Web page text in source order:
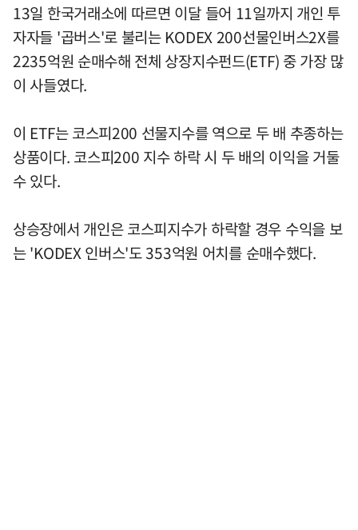
13일 한국거래소에 따르면 이달 들어 11일까지 개인 투
자자들 '곱버스'로 불리는 KODEX 200선물인버스2X를
2235억원 순매수해 전체 상장지수펀드(ETF) 중 가장 많
이 사들였다.
이 ETF는 코스피200 선물지수를 역으로 두 배 추종하는
상품이다. 코스피200 지수 하락 시 두 배의 이익을 거둘
수 있다.
상승장에서 개인은 코스피지수가 하락할 경우 수익을 보
는 'KODEX 인버스'도 353억원 어치를 순매수했다.